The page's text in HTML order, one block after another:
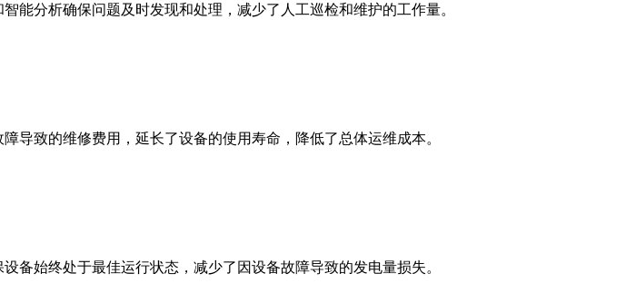
分析确保问题及时发现和处理，减少了人工巡检和维护的工作量。
致的维修费用，延长了设备的使用寿命，降低了总体运维成本。
始终处于最佳运行状态，减少了因设备故障导致的发电量损失。